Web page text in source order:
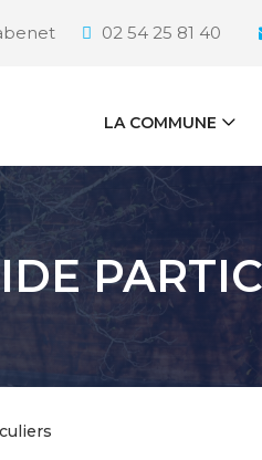
02 54 25 81 40
LA COMMUNE